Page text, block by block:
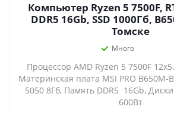
Компьютер Ryzen 5 7500F,
DDR5 16Gb, SSD 1000Гб, B650. Купить в
Томске
Много
Процессор AMD Ryzen 5 7500F
Материнская плата MSI PRO B650M-
5050 8Гб, Память DDR5 16Gb,
600Вт